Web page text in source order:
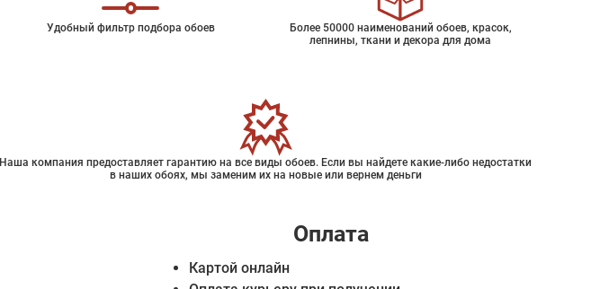
Удобный фильтр подбора обоев
Более 50000 наименований обоев, красок,
лепнины, ткани и декора для дома
Наша компания предоставляет гарантию на все виды обоев. Если вы найдете какие-либо недостатки
в наших обоях, мы заменим их на новые или вернем деньги
Оплата
Картой онлайн